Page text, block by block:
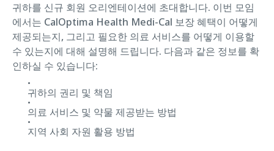
귀하를 신규 회원 오리엔테이션에 초대합니다. 이번 모임
에서는 CalOptima Health Medi-Cal 보장 혜택이 어떻게
제공되는지, 그리고 필요한 의료 서비스를 어떻게 이용할
수 있는지에 대해 설명해 드립니다. 다음과 같은 정보를 확
인하실 수 있습니다:
귀하의 권리 및 책임
의료 서비스 및 약물 제공받는 방법
지역 사회 자원 활용 방법